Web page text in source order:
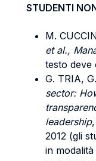
STUDENTI
M.
et al.,
testo deve
G. TRIA,
sector:
leadership
2012 (gli
in